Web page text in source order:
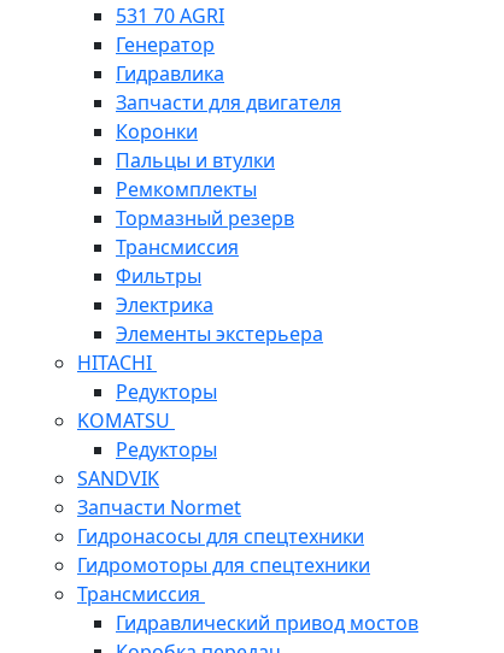
531 70 AGRI
Генератор
Гидравлика
Запчасти для двигателя
Коронки
Пальцы и втулки
Ремкомплекты
Тормазный резерв
Трансмиссия
Фильтры
Электрика
Элементы экстерьера
HITACHI
Редукторы
KOMATSU
Редукторы
SANDVIK
Запчасти Normet
Гидронасосы для спецтехники
Гидромоторы для спецтехники
Трансмиссия
Гидравлический привод мостов